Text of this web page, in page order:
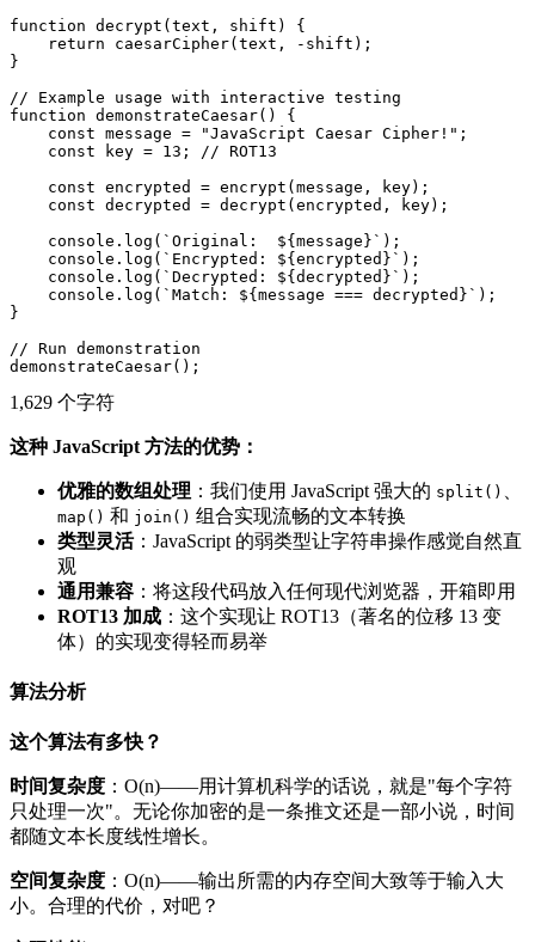
function decrypt(text, shift) {
    return caesarCipher(text, -shift);
}
// Example usage with interactive testing
function demonstrateCaesar() {
    const message = "JavaScript Caesar Cipher!";
    const key = 13; // ROT13
    const encrypted = encrypt(message, key);
    const decrypted = decrypt(encrypted, key);
    console.log(`Original:  ${message}`);
    console.log(`Encrypted: ${encrypted}`);
    console.log(`Decrypted: ${decrypted}`);
    console.log(`Match: ${message === decrypted}`);
}
// Run demonstration
1,629 个字符
这种 JavaScript 方法的优势：
优雅的数组处理 ：我们使用 JavaScript 强大的 split()
map() 和 join() 组合实现流畅的文本转换
类型灵活：JavaScript 的弱类型让字符串操作感觉自然直
观
通用兼容 ：将这段代码放入任何现代浏览器，开箱即用
ROT13 加成 ：这个实现让 ROT13（著名的位移 13 变
体）的实现变得轻而易举
算法分析
这个算法有多快？
时间复杂度 ：O(n)——用计算机科学的话说，就是"每个字符
只处理一次"。无论你加密的是一条推文还是一部小说，时间
都随文本长度线性增长。
空间复杂度 ：O(n)——输出所需的内存空间大致等于输入大
小。合理的代价，对吧？